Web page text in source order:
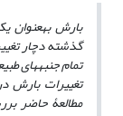
بارش به­عنوان
گذشته دچار
تمام جنبه­های
تغییرات بارش
مطالعۀ حاضر